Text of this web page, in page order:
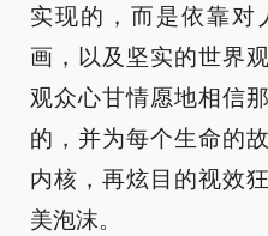
实现的，而是依靠对
画，以及坚实的世界
观众心甘情愿地相信
的，并为每个生命的
内核，再炫目的视效
美泡沫。